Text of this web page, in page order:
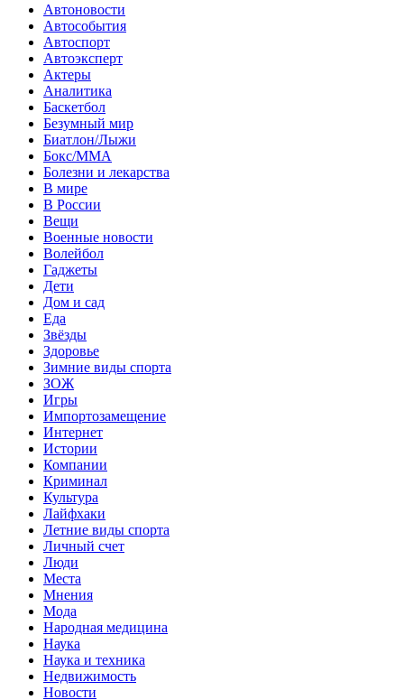
Автоновости
Автособытия
Автоспорт
Автоэксперт
Актеры
Аналитика
Баскетбол
Безумный мир
Биатлон/Лыжи
Бокс/MMA
Болезни и лекарства
В мире
В России
Вещи
Военные новости
Волейбол
Гаджеты
Дети
Дом и сад
Еда
Звёзды
Здоровье
Зимние виды спорта
ЗОЖ
Игры
Импортозамещение
Интернет
Истории
Компании
Криминал
Культура
Лайфхаки
Летние виды спорта
Личный счет
Люди
Места
Мнения
Мода
Народная медицина
Наука
Наука и техника
Недвижимость
Новости